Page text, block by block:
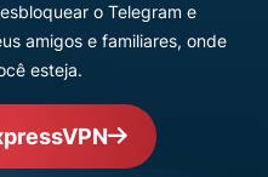
o Telegram e
amigos e familiares, onde
esteja.